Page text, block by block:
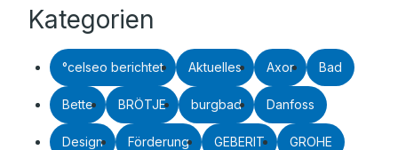
Kategorien
°celseo berichtet Aktuelles Axor Bad
Bette BRÖTJE burgbad Danfoss
Design Förderung GEBERIT GROHE